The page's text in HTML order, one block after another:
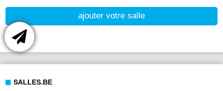
ajouter votre salle
SALLES.BE